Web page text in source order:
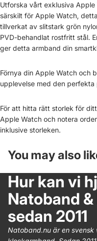
Utforska vårt exklusiva Apple
särskilt för Apple Watch,
tillverkat av slitstark grön
PVD-behandlat rostfritt stål.
ger detta armband din
Förnya din Apple Watch och
upplevelse med den perfekta
För att hitta rätt storlek för
Apple Watch och notera
inklusive storleken.
You may also
Hur kan vi
Natoband
sedan 2011
Natoband.nu är en